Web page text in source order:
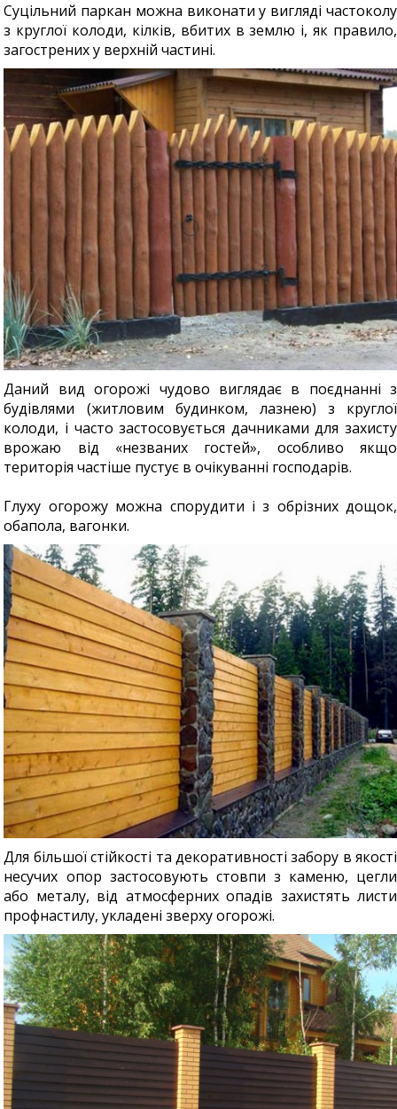
Суцільний паркан можна виконати у вигляді частоколу
з круглої колоди, кілків, вбитих в землю і, як правило,
загострених у верхній частині.
Даний вид огорожі чудово виглядає в поєднанні з
будівлями (житловим будинком, лазнею) з круглої
колоди, і часто застосовується дачниками для захисту
врожаю від «незваних гостей», особливо якщо
територія частіше пустує в очікуванні господарів.
Глуху огорожу можна спорудити і з обрізних дощок,
обапола, вагонки.
Для більшої стійкості та декоративності забору в якості
несучих опор застосовують стовпи з каменю, цегли
або металу, від атмосферних опадів захистять листи
профнастилу, укладені зверху огорожі.